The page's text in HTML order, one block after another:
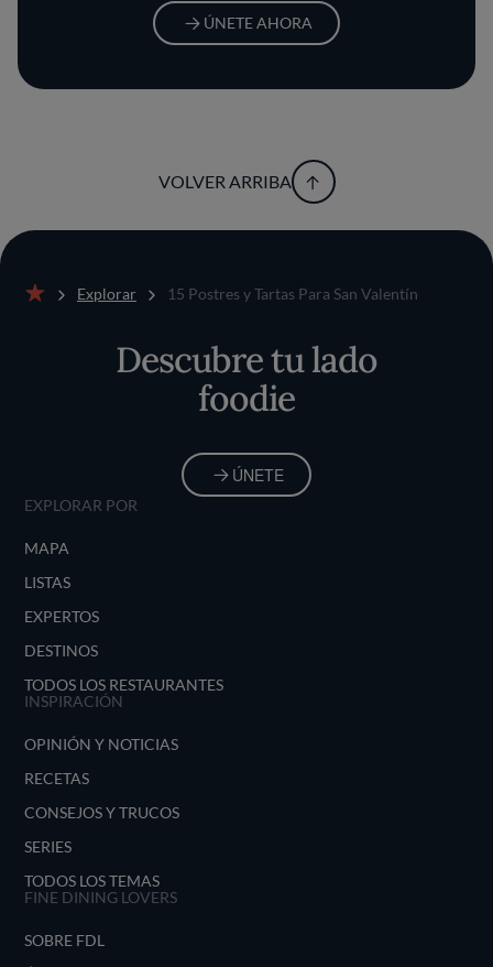
ÚNETE AHORA
VOLVER ARRIBA
Explorar 15 Postres y Tartas Para San Valentín
Descubre tu lado
foodie
ÚNETE
EXPLORAR POR
MAPA
LISTAS
EXPERTOS
DESTINOS
TODOS LOS RESTAURANTES
INSPIRACIÓN
OPINIÓN Y NOTICIAS
RECETAS
CONSEJOS Y TRUCOS
SERIES
TODOS LOS TEMAS
FINE DINING LOVERS
SOBRE FDL